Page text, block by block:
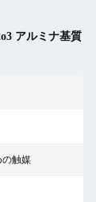
アルミナ基質
触媒